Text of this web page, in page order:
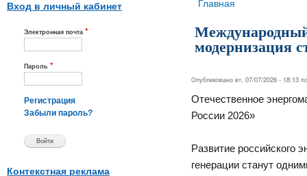
Вход в личный кабинет
Электронная почта *
Пароль *
Регистрация
Забыли пароль?
Контекстная реклама
Вы здесь
Главная
модернизация
Опубликовано вт, 07/07/2026 - 18:13
Отечественное
России 2026»
Развитие российского
генерации станут